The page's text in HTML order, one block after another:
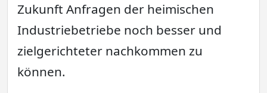
Zukunft Anfragen der heimischen
Industriebetriebe noch besser und
zielgerichteter nachkommen zu
können.